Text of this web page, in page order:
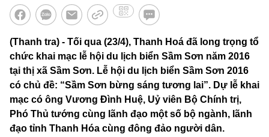
(Thanh tra) - Tối qua (23/4), Thanh Hoá đã long trọng tổ
chức khai mạc lễ hội du lịch biển Sầm Sơn năm 2016
tại thị xã Sầm Sơn. Lễ hội du lịch biển Sầm Sơn 2016
có chủ đề: “Sầm Sơn bừng sáng tương lai”. Dự lễ khai
mạc có ông Vương Đình Huệ, Uỷ viên Bộ Chính trị,
Phó Thủ tướng cùng lãnh đạo một số bộ ngành, lãnh
đạo tỉnh Thanh Hóa cùng đông đảo người dân.